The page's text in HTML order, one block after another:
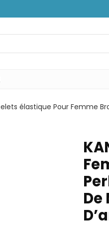
élastique Pour Femme